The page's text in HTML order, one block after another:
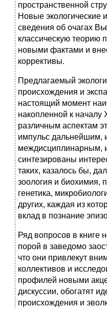
пространственной
Новые экологические
сведения об очагах
классическую теорию
новыми фактами и
коррективы.
Предлагаемый
происхождения и
настоящий момент
накопленной к началу
различным аспектам
импульс дальнейшим,
междисциплинарным,
синтезированы
таких, казалось бы,
зоология и биохимия,
генетика,
других, каждая из
вклад в познание
Ряд вопросов в книге
порой в заведомо
что они привлекут
коллективов и
профилей новыми
дискуссии, обогатят
происхождения и